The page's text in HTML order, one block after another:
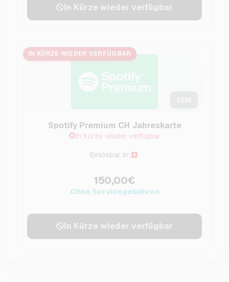
In Kürze wieder verfügbar
IN KÜRZE WIEDER VERFÜGBAR
Spotify Premium CH Jahreskarte
In Kürze wieder verfügbar
Einlösbar in:
150,00€
Ohne Servicegebühren
In Kürze wieder verfügbar